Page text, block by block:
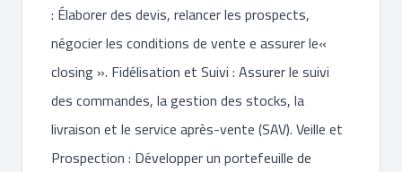
: Élaborer des devis, relancer les prospects,
négocier les conditions de vente e assurer le«
closing ». Fidélisation et Suivi : Assurer le suivi
des commandes, la gestion des stocks, la
livraison et le service après-vente (SAV). Veille et
Prospection : Développer un portefeuille de